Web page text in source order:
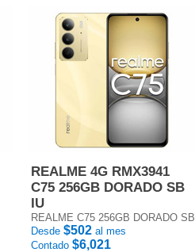
REALME 4G RMX3941
C75 256GB DORADO SB
IU
REALME C75 256GB DORADO SB
Desde $502 al mes
Contado $6,021